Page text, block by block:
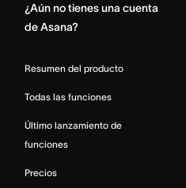
¿Aún no tienes una cuenta
de Asana?
Resumen del producto
Todas las funciones
Último lanzamiento de
funciones
Precios